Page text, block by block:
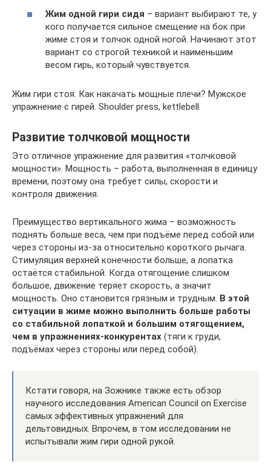
Жим одной гири сидя – вариант выбирают те, у
кого получается сильное смещение на бок при
жиме стоя и толчок одной ногой. Начинают этот
вариант со строгой техникой и наименьшим
весом гирь, который чувствуется.
Жим гири стоя. Как накачать мощные плечи? Мужское
упражнение с гирей. Shoulder press, kettlebell.
Развитие толчковой мощности
Это отличное упражнение для развития «толчковой
мощности». Мощность – работа, выполненная в единицу
времени, поэтому она требует силы, скорости и
контроля движения.
Преимущество вертикального жима – возможность
поднять больше веса, чем при подъёме перед собой или
через стороны из-за относительно короткого рычага.
Стимуляция верхней конечности больше, а лопатка
остаётся стабильной. Когда отягощение слишком
большое, движение теряет скорость, а значит
мощность. Оно становится грязным и трудным. В этой
ситуации в жиме можно выполнить больше работы
со стабильной лопаткой и большим отягощением,
чем в упражнениях-конкурентах (тяги к груди,
подъёмах через стороны или перед собой).
Кстати говоря, на Зожнике также есть обзор
научного исследования American Council on Exercise
самых эффективных упражнений для
дельтовидных. Впрочем, в том исследовании не
испытывали жим гири одной рукой.